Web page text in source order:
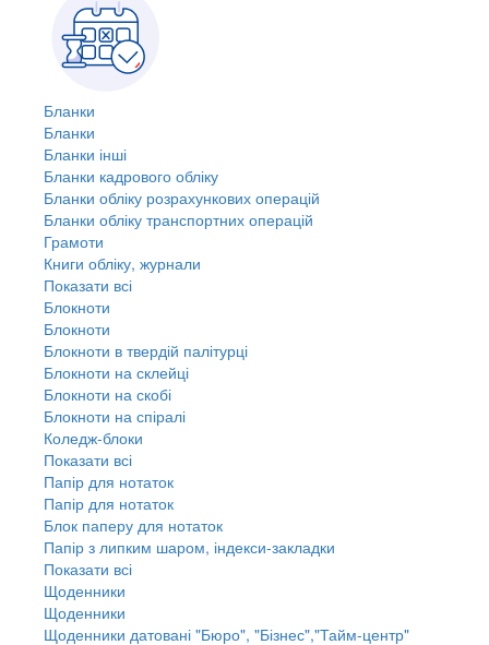
Бланки
Бланки
Бланки інші
Бланки кадрового обліку
Бланки обліку розрахункових операцій
Бланки обліку транспортних операцій
Грамоти
Книги обліку, журнали
Показати всі
Блокноти
Блокноти
Блокноти в твердій палітурці
Блокноти на склейці
Блокноти на скобі
Блокноти на спіралі
Коледж-блоки
Показати всі
Папір для нотаток
Папір для нотаток
Блок паперу для нотаток
Папір з липким шаром, індекси-закладки
Показати всі
Щоденники
Щоденники
Щоденники датовані "Бюро", "Бізнес","Тайм-центр"